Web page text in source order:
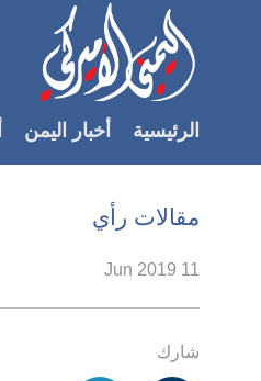
Accessibility
الرئيسي
الأقسام
الرئيسية أخبار اليمن
مقالات رأي
11 Jun 2019
شارك